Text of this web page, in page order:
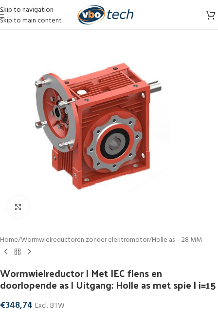
Skip to navigation
Skip to main content
Home/Wormwielreductoren zonder elektromotor/Holle as – 28 MM
Wormwielreductor | Met IEC flens en
doorlopende as | Uitgang: Holle as met spie | i=15
€348,74 Excl. BTW